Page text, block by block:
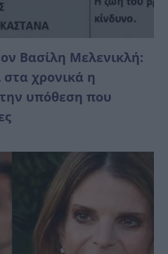
Βασίλη Μελενικλή:
στα χρονικά η
υπόθεση που